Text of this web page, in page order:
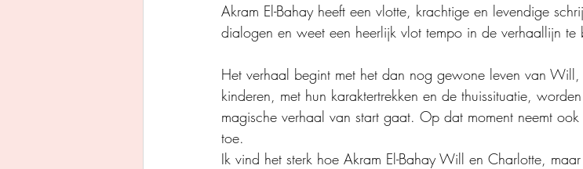
Akram El-Bahay heeft een vlotte, krachtige en levendige
dialogen en weet een heerlijk vlot tempo in de verhaallijn te
Het verhaal begint met het dan nog gewone leven van
kinderen, met hun karaktertrekken en de thuissituatie,
magische verhaal van start gaat. Op dat moment neemt
toe.
Ik vind het sterk hoe Akram El-Bahay Will en Charlotte,